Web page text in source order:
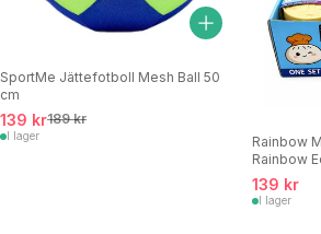
SportMe Jättefotboll Mesh Ball 50
cm
139 kr189 kr
I lager
Rainbow
Rainbow
139 kr
I lager